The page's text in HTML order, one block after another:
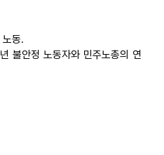
동.
불안정 노동자와 민주노총의 연